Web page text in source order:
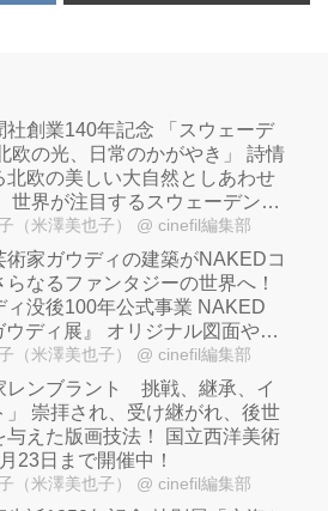
業140年記念 「スウェーデ
欧の光、⽇常のかがやき」 詩情
北欧の美しい大自然としあわせ
世界が注目するスウェーデン美
期の作品が一堂に！
（米澤美也子） @ cinefil編集部
術家ガウディの建築がNAKEDコ
らなるファンタジーの世界へ！
ィ没後100年公式事業 NAKED
ウディ展』 オリジナル図面やガ
記など秘蔵のコレクション世界
（米澤美也子） @ cinefil編集部
レンブラント 挑戦、継承、イ
」 崇拝され、受け継がれ、後世
与えた版画技法！ 国立西洋美術
23日まで開催中！
（米澤美也子） @ cinefil編集部